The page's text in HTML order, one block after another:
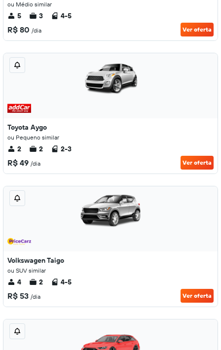
ou Médio similar
5 3 4-5
R$ 80 /dia Ver oferta
Toyota Aygo
ou Pequeno similar
2 2 2-3
R$ 49 /dia Ver oferta
Volkswagen Taigo
ou SUV similar
4 2 4-5
R$ 53 /dia Ver oferta